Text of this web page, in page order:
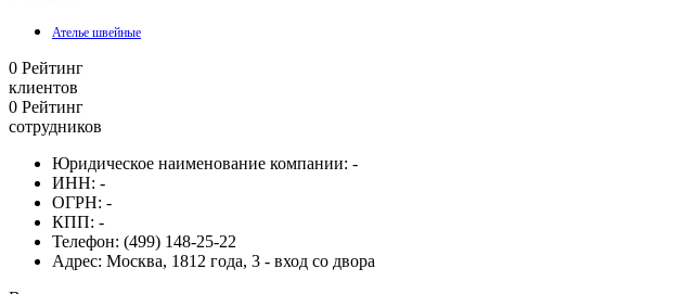
Ателье швейные
0 Рейтинг
клиентов
0 Рейтинг
сотрудников
Юридическое наименование компании: -
ИНН: -
ОГРН: -
КПП: -
Телефон: (499) 148-25-22
Адрес: Москва, 1812 года, 3 - вход со двора